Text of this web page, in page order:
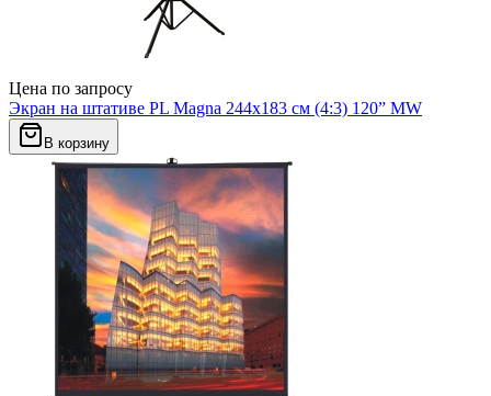
Цена по запросу
Экран на штативе PL Magna 244x183 см (4:3) 120” MW
В корзину